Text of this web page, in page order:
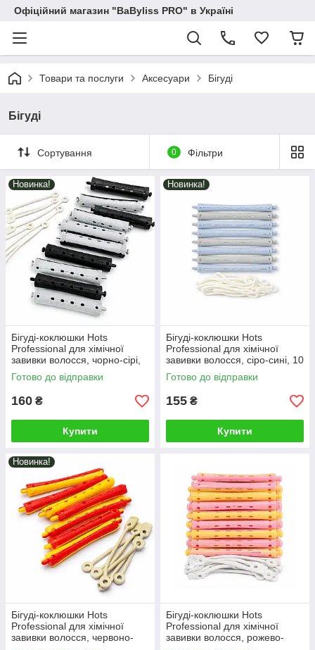
Офіційний магазин "BaByliss PRO" в Україні
Товари та послуги Аксесуари Бігуді
Бігуді
Сортування 0 Фільтри
Новинка!
Бігуді-коклюшки Hots
Professional для хімічної
завивки волосся, чорно-сірі,
10 шт × 16 мм (HP4209)
Готово до відправки
160 ₴
Купити
Новинка!
Бігуді-коклюшки Hots
Professional для хімічної
завивки волосся, сіро-сині, 10
шт*14 мм (HP4207)
Готово до відправки
155 ₴
Купити
Новинка!
Бігуді-коклюшки Hots
Professional для хімічної
завивки волосся, червоно-
Бігуді-коклюшки Hots
Professional для хімічної
завивки волосся, рожево-